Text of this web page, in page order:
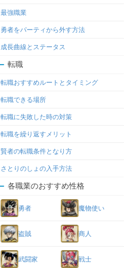
最強職業
勇者をパーティから外す方法
成長曲線とステータス
転職
転職おすすめルートとタイミング
転職できる場所
転職に失敗した時の対策
転職を繰り返すメリット
賢者の転職条件となり方
さとりのしょの入手方法
各職業のおすすめ性格
勇者 魔物使い
盗賊 商人
武闘家 戦士